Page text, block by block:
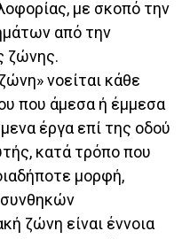
με σκοπό την
από την
ζώνης.
νοείται κάθε
που άμεσα ή έμμεσα
έργα επί της οδού
κατά τρόπο που
μορφή,
ζώνη είναι έννοια